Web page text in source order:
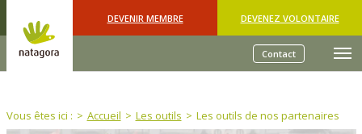
DEVENIR MEMBRE DEVENEZ VOLONTAIRE
Contact
You are here:
Vous êtes ici : Accueil Les outils Les outils de nos partenaires